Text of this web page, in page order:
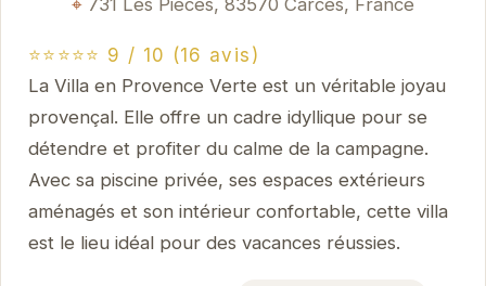
⭐⭐⭐⭐⭐ 9 / 10 (16 avis)
La Villa en Provence Verte est un véritable joyau
provençal. Elle offre un cadre idyllique pour se
détendre et profiter du calme de la campagne.
Avec sa piscine privée, ses espaces extérieurs
aménagés et son intérieur confortable, cette villa
est le lieu idéal pour des vacances réussies.